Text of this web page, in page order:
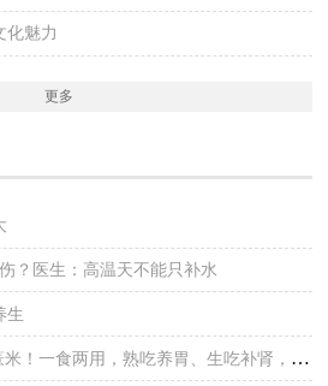
化魅力
更多
？医生：高温天不能只补水
生
真正的“排湿第一米”不是薏米！一食两用，熟吃养胃、生吃补肾，湿气悄悄排干净